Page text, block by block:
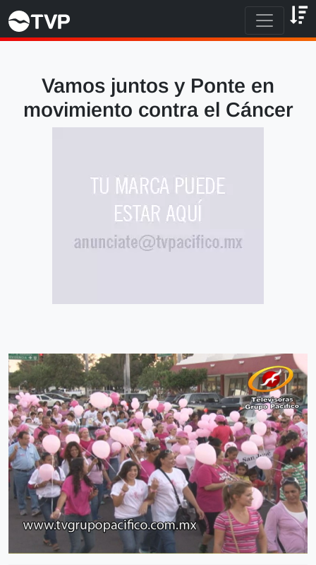
Vamos juntos y Ponte en
movimiento contra el Cáncer